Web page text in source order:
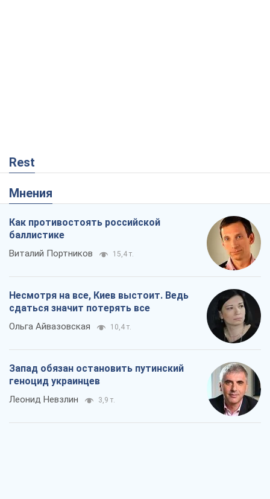
Rest
Мнения
Как противостоять российской
баллистике
Виталий Портников 15,4 т.
Несмотря на все, Киев выстоит. Ведь
сдаться значит потерять все
Ольга Айвазовская 10,4 т.
Запад обязан остановить путинский
геноцид украинцев
Леонид Невзлин 3,9 т.